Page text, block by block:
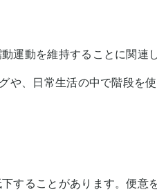
運動を維持することに関連
や、日常生活の中で階段を
することがあります。便意